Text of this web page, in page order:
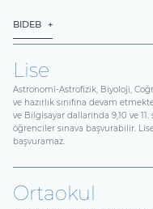
BIDEB
Lise
Astronomi-Astrofizik, Biyoloji,
ve hazırlık sınıfına devam
ve Bilgisayar dallarında 9,10 ve 11.
öğrenciler sınava başvurabilir.
başvuramaz.
Ortaokul